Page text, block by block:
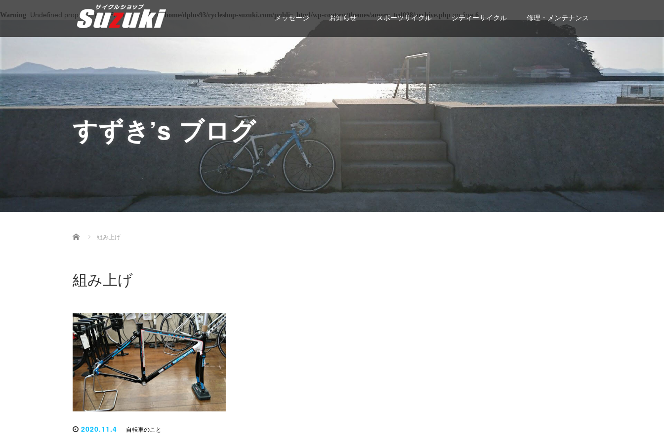
メッセージ お知らせ スポーツサイクル シティーサイクル 修理・メンテナンス
Warning: Undefined property: WP_Error::$cat_ID in/home/dplus93/cycleshop-suzuki.com/public_html/wp-content/themes/amore_tcd028/archive.php on line 6
すずき’s ブログ
Home 組み上げ
組み上げ
2020.11.4 自転車のこと